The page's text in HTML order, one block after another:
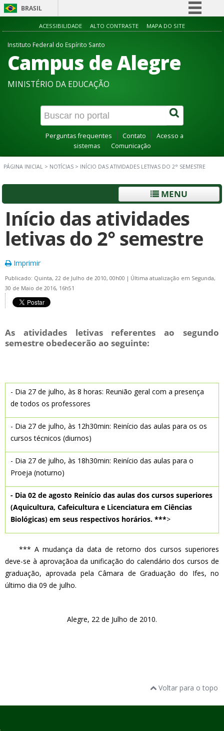
BRASIL
Simplifique!
Acesso à informação
Canais
ACESSIBILIDADE ALTO CONTRASTE MAPA DO SITE
Instituto Federal do Espírito Santo
Campus de Alegre
MINISTÉRIO DA EDUCAÇÃO
Perguntas frequentes Contato
Acesso a
sistemas
Comunicação
PÁGINA INICIAL > NOTÍCIAS > INÍCIO DAS ATIVIDADES LETIVAS DO 2° SEMESTRE
MENU
Início das atividades
letivas do 2° semestre
Imprimir
Publicado: Quinta, 22 de Julho de 2010, 00h00 | Última atualização em Segunda,
30 de Maio de 2016, 16h51
As atividades letivas referentes ao segundo
semestre obedecerão ao seguinte:
- Dia 27 de julho, às 8 horas: Reunião geral com a presença
de todos os professores
- Dia 27 de julho, às 12h30min: Reinício das aulas para os os
cursos técnicos (diurnos)
- Dia 27 de julho, às 18h30min: Reinício das aulas para o
Proeja (noturno)
- Dia 02 de agosto Reinício das aulas dos cursos superiores
(Aquicultura, Cafeicultura e Licenciatura em Ciências
Biológicas) em seus respectivos horários. ***>
*** A mudança da data de retorno dos cursos superiores
deve-se à aprovaçãoa da unificação do calendário dos cursos de
graduação, aprovada pela Câmara de Graduação do Ifes, no
último dia 09 de julho.
Alegre, 22 de Julho de 2010.
Voltar para o topo